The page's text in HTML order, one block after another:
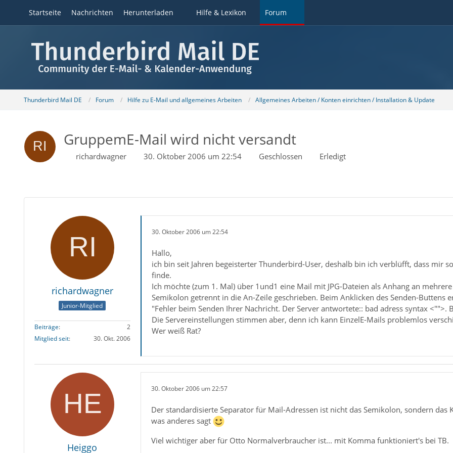
Startseite Nachrichten Herunterladen Hilfe & Lexikon Forum
Thunderbird Mail DE Forum Hilfe zu E-Mail und allgemeines Arbeiten Allgemeines Arbeiten / Konten einrichten / Installation & Update
GruppemE-Mail wird nicht versandt
richardwagner 30. Oktober 2006 um 22:54 Geschlossen Erledigt
richardwagner
Junior-Mitglied
Beiträge
2
Mitglied seit
30. Okt. 2006
30. Oktober 2006 um 22:54
Hallo,
ich bin seit Jahren begeisterter Thunderbird-User, deshalb bin ich verblüfft, dass mir
finde.
Ich möchte (zum 1. Mal) über 1und1 eine Mail mit JPG-Dateien als Anhang an
Semikolon getrennt in die An-Zeile geschrieben. Beim Anklicken des Senden-Buttens
"Fehler beim Senden Ihrer Nachricht. Der Server antwortete:: bad adress syntax <"">.
Die Servereinstellungen stimmen aber, denn ich kann EinzelE-Mails problemlos
Wer weiß Rat?
Heiggo
30. Oktober 2006 um 22:57
Der standardisierte Separator für Mail-Adressen ist nicht das Semikolon, sondern
was anderes sagt
Viel wichtiger aber für Otto Normalverbraucher ist... mit Komma funktioniert's bei TB.